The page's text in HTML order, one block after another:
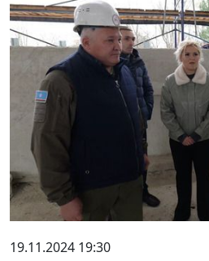
19.11.2024 19:30